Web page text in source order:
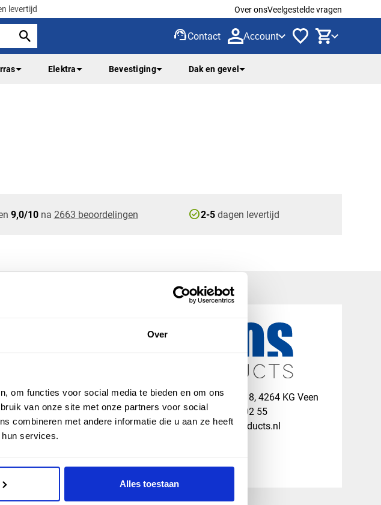
Over
om functies voor social media te bieden en om ons
van onze site met onze partners voor social
combineren met andere informatie die u aan ze heeft
services.
Alles toestaan
levertijd Over onsVeelgestelde vragen
support_agentContact Account
Elektra Bevestiging Dak en gevel
9,0/10na 2663 beoordelingen check_circle2-5 dagen levertijd
map Veensesteeg 8, 4264 KG Veen
phone_enabled +31 416 75 02 55
mail info@vosproducts.nl